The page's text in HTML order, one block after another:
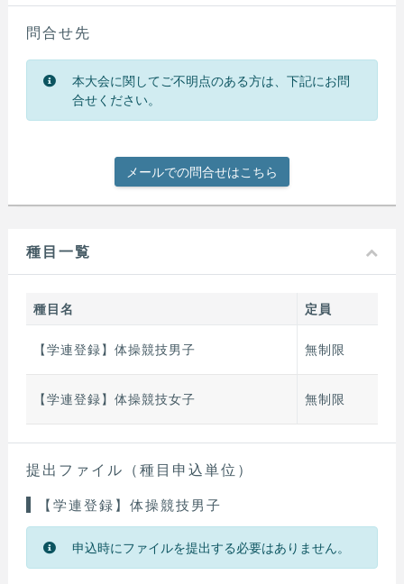
問合せ先
本大会に関してご不明点のある方は、下記にお問
合せください。
メールでの問合せはこちら
種目一覧
種目名 定員
【学連登録】体操競技男子 無制限
【学連登録】体操競技女子 無制限
提出ファイル（種目申込単位）
【学連登録】体操競技男子
申込時にファイルを提出する必要はありません。